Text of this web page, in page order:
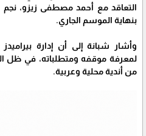
التعاقد مع أحمد مصطفى زيزو، نجم
بنهاية الموسم الجاري.
وأشار شبانة إلى أن إدارة
لمعرفة موقفه ومتطلباته، في ظل
من أندية محلية وعربية.